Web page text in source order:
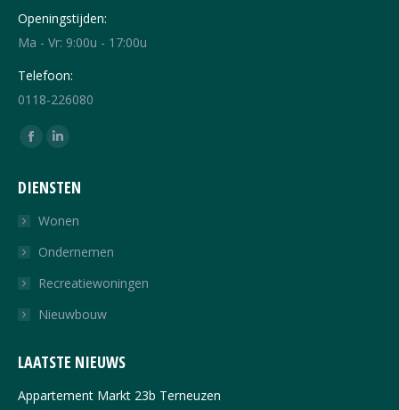
Openingstijden:
Ma - Vr: 9:00u - 17:00u
Telefoon:
0118-226080
Vind ons op:
Facebook
opens
in
opens
in
DIENSTEN
Wonen
Ondernemen
Recreatiewoningen
Nieuwbouw
LAATSTE NIEUWS
Appartement Markt 23b Terneuzen